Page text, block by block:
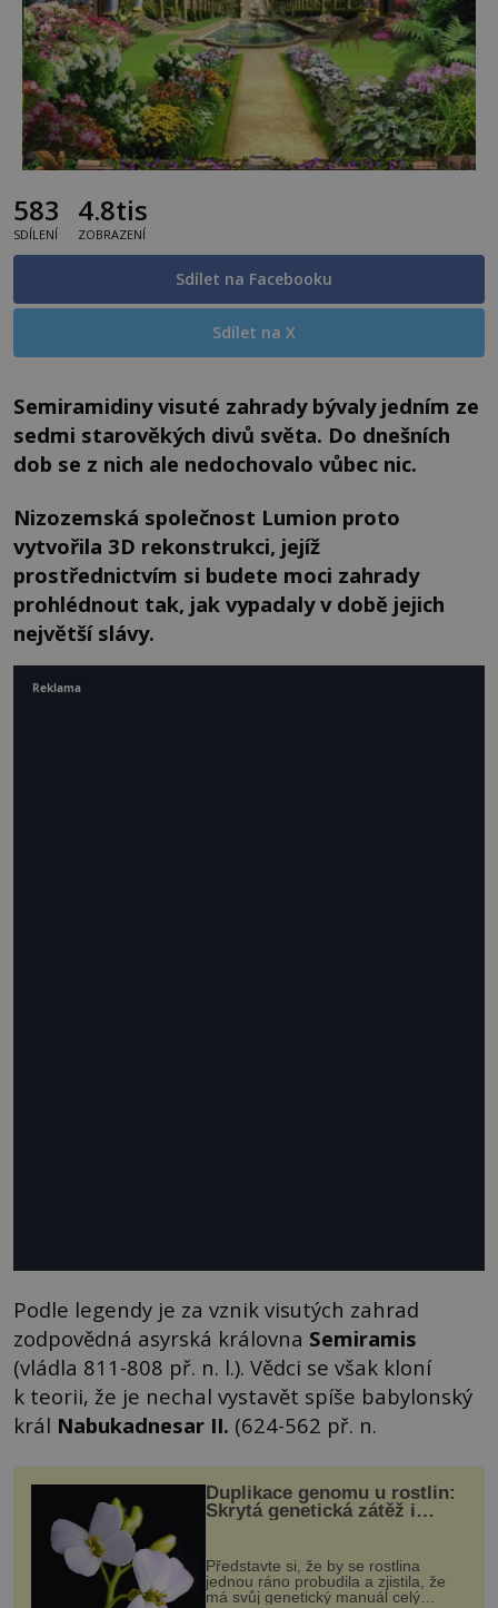
583
SDÍLENÍ
4.8tis
ZOBRAZENÍ
Sdílet na Facebooku
Sdílet na X
Semiramidiny visuté zahrady bývaly jedním ze
sedmi starověkých divů světa. Do dnešních
dob se z nich ale nedochovalo vůbec nic.
Nizozemská společnost Lumion proto
vytvořila 3D rekonstrukci, jejíž
prostřednictvím si budete moci zahrady
prohlédnout tak, jak vypadaly v době jejich
největší slávy.
Podle legendy je za vznik visutých zahrad
zodpovědná asyrská královna Semiramis
(vládla 811-808 př. n. l.). Vědci se však kloní
k teorii, že je nechal vystavět spíše babylonský
král Nabukadnesar II. (624-562 př. n.
Duplikace genomu u rostlin:
Skrytá genetická zátěž i
Představte si, že by se rostlina
jednou ráno probudila a zjistila, že
má svůj genetický manuál celý
Reklama